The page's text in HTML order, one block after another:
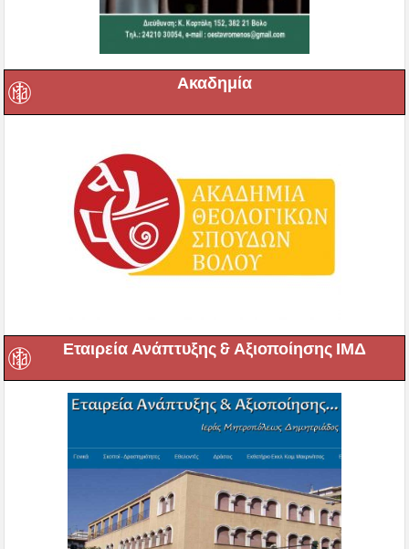
Ακαδημία
Εταιρεία Ανάπτυξης & Αξιοποίησης ΙΜΔ